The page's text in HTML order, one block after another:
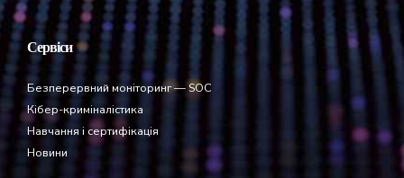
Сервіси
Безперервний моніторинг — SOC
Кібер-криміналістика
Навчання і сертифікація
Новини